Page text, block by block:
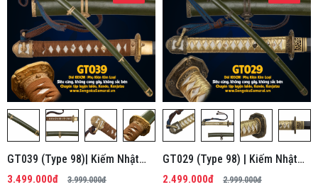
GT039 (Type 98)| Kiếm Nhật
Phi Kim Tổng Hợp
3.499.000đ 3.999.000đ
GT029 (Type 98) | Kiếm Nhật
Phi Kim Tổng Hợp
2.499.000đ 2.999.000đ